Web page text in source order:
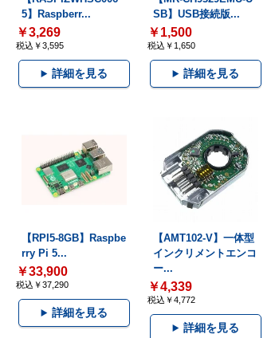
5】Raspberr...
￥3,269
税込￥3,595
詳細を見る
SB】USB接続版...
￥1,500
税込￥1,650
詳細を見る
【RPI5-8GB】Raspbe
rry Pi 5...
￥33,900
税込￥37,290
詳細を見る
【AMT102-V】一体型
インクリメントエンコ
ー...
￥4,339
税込￥4,772
詳細を見る